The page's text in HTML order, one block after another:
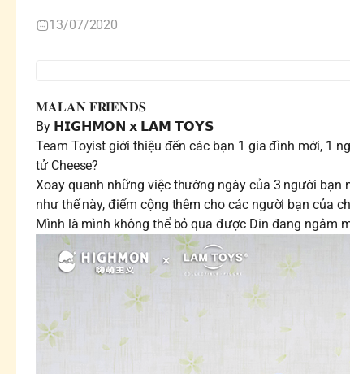
13/07/2020
𝐌𝐀𝐋𝐀𝐍 𝐅𝐑𝐈𝐄𝐍𝐃𝐒
By 𝗛𝗜𝗚𝗛𝗠𝗢𝗡 𝘅 𝗟𝗔𝗠 𝗧𝗢𝗬𝗦
Team Toyist giới thiệu đến các bạn 1 gia đình mới, 1
tử Cheese?
Xoay quanh những việc thường ngày của 3 người
như thế này, điểm cộng thêm cho các người bạn của
Mình là mình không thể bỏ qua được Din đang ngâm